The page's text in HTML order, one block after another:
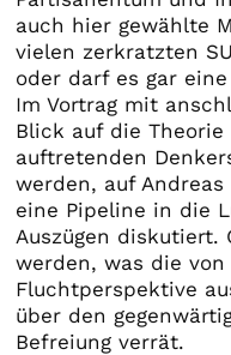
auch hier gewählte
vielen zerkratzten
oder darf es gar
Im Vortrag mit
Blick auf die
auftretenden
werden, auf Andreas
eine Pipeline in die
Auszügen diskutiert.
werden, was die
Fluchtperspektive
über den
Befreiung verrät.